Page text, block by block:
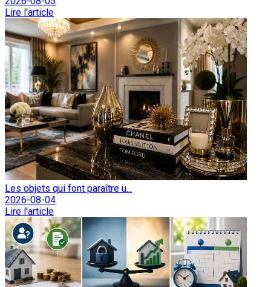
Lire l'article
Les objets qui font paraître u...
2026-08-04
Lire l'article